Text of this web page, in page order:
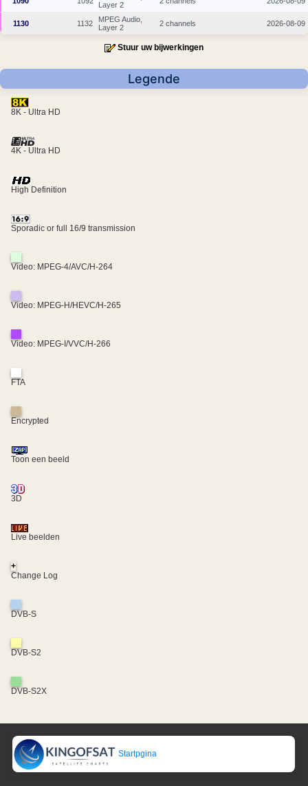
Layer 2
1130 1132
MPEG Audio,
Layer 2
2 channels 2026-08-09
Stuur uw bijwerkingen
Legende
8K - Ultra HD
4K - Ultra HD
High Definition
Sporadic or full 16/9 transmission
Video: MPEG-4/AVC/H-264
Video: MPEG-H/HEVC/H-265
Video: MPEG-I/VVC/H-266
FTA
Encrypted
Toon een beeld
3D
Live beelden
+
Change Log
DVB-S
DVB-S2
DVB-S2X
Startpgina